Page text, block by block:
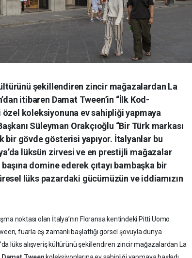
şekillendiren zincir mağazalardan La
itibaren Damat Tween’in “İlk Kod-
özel koleksiyonuna ev sahipliği yapmaya
Süleyman Orakçıoğlu “Bir Türk markası
bir gövde gösterisi yapıyor. İtalyanlar bu
lüksün zirvesi ve en prestijli mağazalar
domine ederek çıtayı bambaşka bir
lüks pazardaki gücümüzün ve iddiamızın
noktası olan İtalya’nın Floransa kentindeki Pitti Uomo
fuarla eş zamanlı başlattığı görsel şovuyla dünya
lüks alışveriş kültürünü şekillendiren zincir mağazalardan La